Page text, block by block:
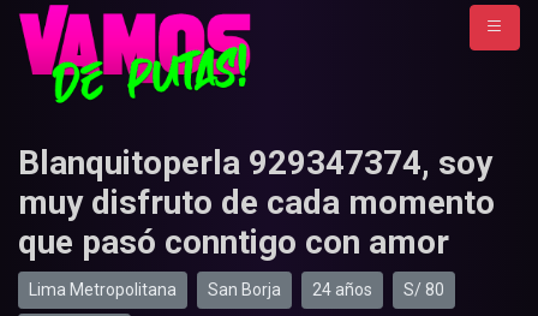
Blanquitoperla 929347374, soy
muy disfruto de cada momento
que pasó conntigo con amor
Lima Metropolitana San Borja 24 años S/ 80